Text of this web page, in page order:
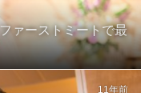
ァーストミートで最
11年前